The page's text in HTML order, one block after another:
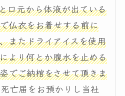
口元から体液が出ている
仏衣をお着せする前に
またドライアイスを使用
より何とか腹水を止める
でご納棺をさせて頂きま
亡届をお預かりし当社